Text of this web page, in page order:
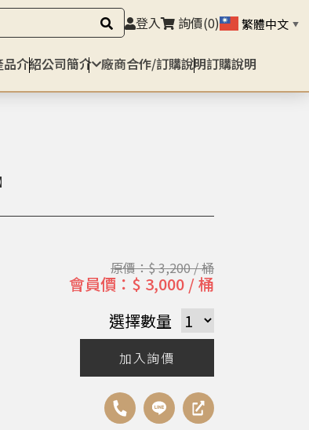
登入 詢價(0) 繁體中文 ▼
品介紹公司簡介 廠商合作/訂購說明訂購說明
原價：$ 3,200 / 桶
會員價：$ 3,000 / 桶
選擇數量
加入詢價